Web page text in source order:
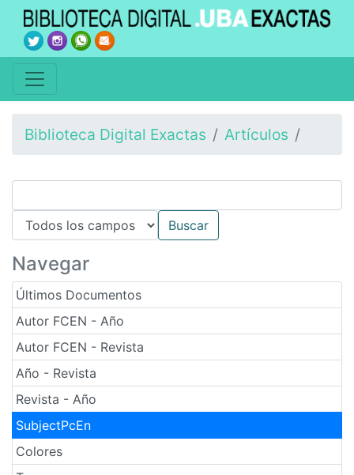
Biblioteca Digital Exactas Artículos
Navegar
Últimos Documentos
Autor FCEN - Año
Autor FCEN - Revista
Año - Revista
Revista - Año
SubjectPcEn
Colores